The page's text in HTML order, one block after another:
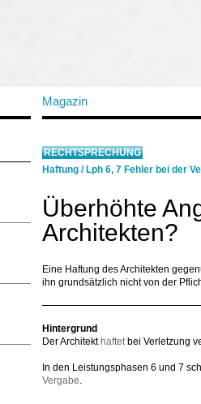
Magazin
RECHTSPRECHUNG
Haftung / Lph 6, 7 Fehler bei der
Überhöhte
Architekten?
Eine Haftung des Architekten
ihn grundsätzlich nicht von der
Hintergrund
Der Architekt haftetbei Verletzung
In den Leistungsphasen 6 und 7
Vergabe.